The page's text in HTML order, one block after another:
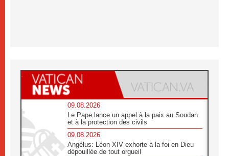
09.08.2026
Le Pape lance un appel à la paix au Soudan
et à la protection des civils
09.08.2026
Angélus: Léon XIV exhorte à la foi en Dieu
dépouillée de tout orgueil